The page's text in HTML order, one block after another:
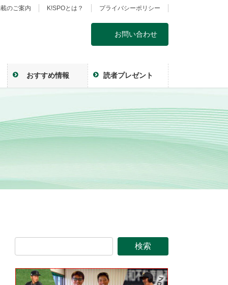
のご案内 K!SPOとは？ プライバシーポリシー
お問い合わせ
おすすめ情報 読者プレゼント